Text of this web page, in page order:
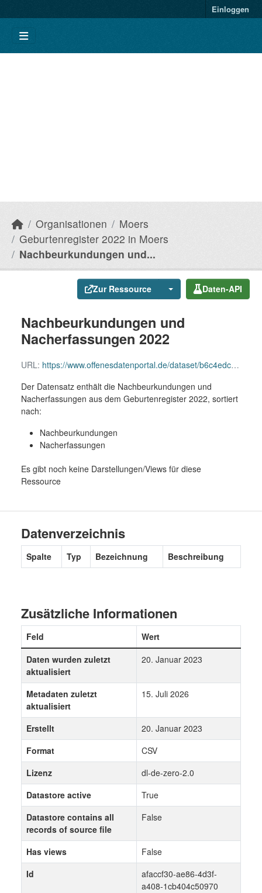
Einloggen
Organisationen
Moers
Geburtenregister 2022 in Moers
Nachbeurkundungen und...
Zur Ressource Daten-API
Nachbeurkundungen und
Nacherfassungen 2022
URL: https://www.offenesdatenportal.de/dataset/b6c4edca-62e9-419a-9f3b-7982c1a3aacc/resource/afaccf30-ae86-4d3f-a408-1cb404c50970/download/nachbeurkundungen-nacherfassungen-2022.csv
Der Datensatz enthält die Nachbeurkundungen und
Nacherfassungen aus dem Geburtenregister 2022, sortiert
nach:
Nachbeurkundungen
Nacherfassungen
Es gibt noch keine Darstellungen/Views für diese
Ressource
Datenverzeichnis
Spalte Typ Bezeichnung Beschreibung
Zusätzliche Informationen
Feld
Wert
Daten wurden zuletzt
aktualisiert
20. Januar 2023
Metadaten zuletzt
aktualisiert
15. Juli 2026
Erstellt
20. Januar 2023
Format
CSV
Lizenz
dl-de-zero-2.0
Datastore active
True
Datastore contains all
records of source file
False
Has views
False
Id
afaccf30-ae86-4d3f-
a408-1cb404c50970